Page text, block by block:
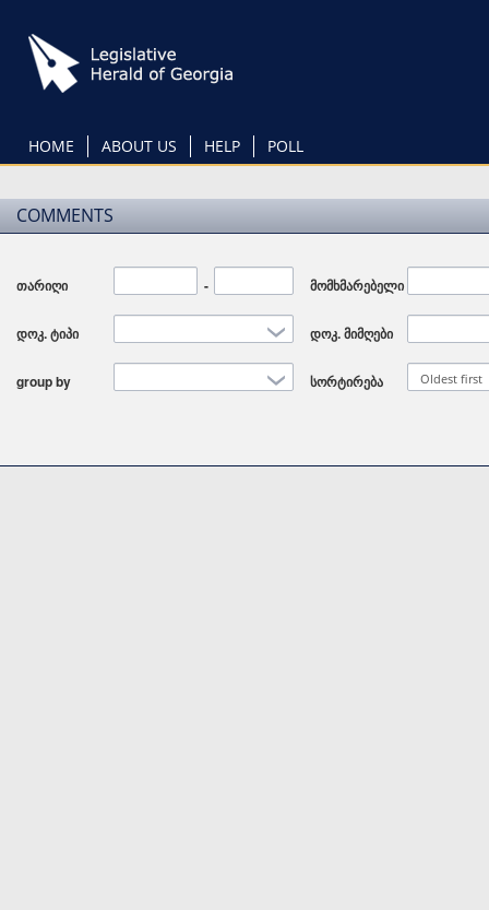
main
content
HOME ABOUT US HELP POLL
COMMENTS
თარიღი - მომხმარებელი
დოკ. ტიპი დოკ. მიმღები
group by სორტირება Oldest first